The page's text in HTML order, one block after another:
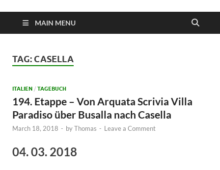
MAIN MENU
TAG: CASELLA
ITALIEN / TAGEBUCH
194. Etappe – Von Arquata Scrivia Villa
Paradiso über Busalla nach Casella
March 18, 2018 - byThomas - Leave a Comment
04. 03. 2018